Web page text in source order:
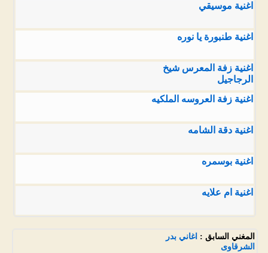
اغنية موسيقي
اغنية طنبورة يا نوره
اغنية زفة المعرس شيخ
الرجاجيل
اغنية زفة العروسه الملكيه
اغنية دقة الشامه
اغنية بوسمره
اغنية ام علايه
المغني السابق : اغاني بدر
الشرقاوى